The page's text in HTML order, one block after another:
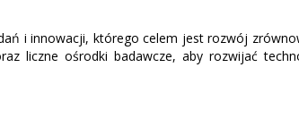
i innowacji, którego celem jest rozwój
liczne ośrodki badawcze, aby rozwijać